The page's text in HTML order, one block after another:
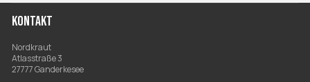
KONTAKT
Nordkraut
Atlasstraße 3
27777 Ganderkesee